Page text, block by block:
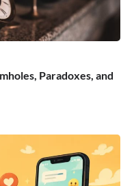
Paradoxes, and